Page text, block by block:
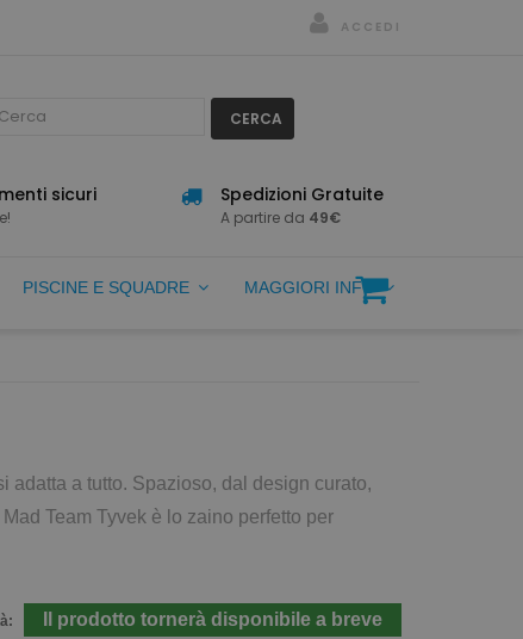
ACCEDI
CERCA
sicuri Spedizioni Gratuite
A partire da 49€
PISCINE E SQUADRE MAGGIORI INFO
adatta a tutto. Spazioso, dal design curato,
Team Tyvek è lo zaino perfetto per
Il prodotto tornerà disponibile a breve